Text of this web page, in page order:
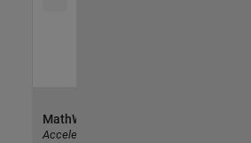
MathWorks
Accelerating